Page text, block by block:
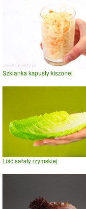
Szklanka kapusty kiszonej
Liść sałaty rzymskiej